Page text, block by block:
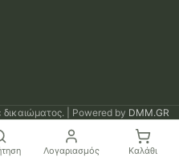
| Powered by DMM.GR
Λογαριασμός Καλάθι